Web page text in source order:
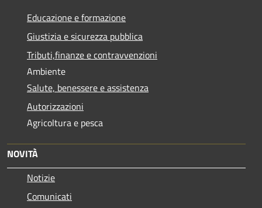
Educazione e formazione
Giustizia e sicurezza pubblica
Tributi,finanze e contravvenzioni
Ambiente
Salute, benessere e assistenza
Autorizzazioni
Agricoltura e pesca
NOVITÀ
Notizie
Comunicati